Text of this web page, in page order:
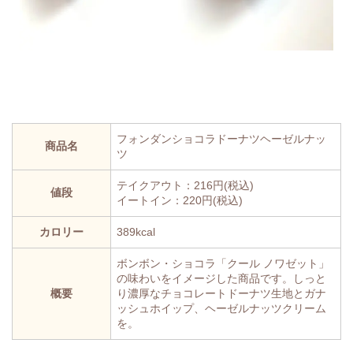
商品名
フォンダンショコラドーナツヘーゼルナッ
ツ
値段
テイクアウト：216円(税込)
イートイン：220円(税込)
カロリー 389kcal
概要
ボンボン・ショコラ「クール ノワゼット」
の味わいをイメージした商品です。しっと
り濃厚なチョコレートドーナツ生地とガナ
ッシュホイップ、ヘーゼルナッツクリーム
を。